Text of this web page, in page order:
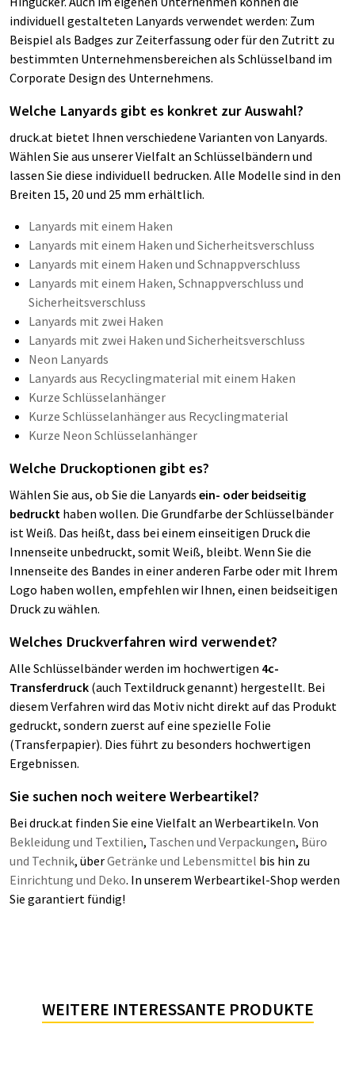
individuell gestalteten Lanyards verwendet werden: Zum
Beispiel als Badges zur Zeiterfassung oder für den Zutritt zu
bestimmten Unternehmensbereichen als Schlüsselband im
Corporate Design des Unternehmens.
Welche Lanyards gibt es konkret zur Auswahl?
druck.at bietet Ihnen verschiedene Varianten von Lanyards.
Wählen Sie aus unserer Vielfalt an Schlüsselbändern und
lassen Sie diese individuell bedrucken. Alle Modelle sind in den
Breiten 15, 20 und 25 mm erhältlich.
Lanyards mit einem Haken
Lanyards mit einem Haken und Sicherheitsverschluss
Lanyards mit einem Haken und Schnappverschluss
Lanyards mit einem Haken, Schnappverschluss und
Sicherheitsverschluss
Lanyards mit zwei Haken
Lanyards mit zwei Haken und Sicherheitsverschluss
Neon Lanyards
Lanyards aus Recyclingmaterial mit einem Haken
Kurze Schlüsselanhänger
Kurze Schlüsselanhänger aus Recyclingmaterial
Kurze Neon Schlüsselanhänger
Welche Druckoptionen gibt es?
Wählen Sie aus, ob Sie die Lanyards ein- oder beidseitig
bedruckt haben wollen. Die Grundfarbe der Schlüsselbänder
ist Weiß. Das heißt, dass bei einem einseitigen Druck die
Innenseite unbedruckt, somit Weiß, bleibt. Wenn Sie die
Innenseite des Bandes in einer anderen Farbe oder mit Ihrem
Logo haben wollen, empfehlen wir Ihnen, einen beidseitigen
Druck zu wählen.
Welches Druckverfahren wird verwendet?
Alle Schlüsselbänder werden im hochwertigen 4c-
Transferdruck (auch Textildruck genannt) hergestellt. Bei
diesem Verfahren wird das Motiv nicht direkt auf das Produkt
gedruckt, sondern zuerst auf eine spezielle Folie
(Transferpapier). Dies führt zu besonders hochwertigen
Ergebnissen.
Sie suchen noch weitere Werbeartikel?
Bei druck.at finden Sie eine Vielfalt an Werbeartikeln. Von
Bekleidung und Textilien, Taschen und Verpackungen, Büro
und Technik, überGetränke und Lebensmittel bis hin zu
Einrichtung und Deko. In unserem Werbeartikel-Shop werden
Sie garantiert fündig!
WEITERE INTERESSANTE PRODUKTE